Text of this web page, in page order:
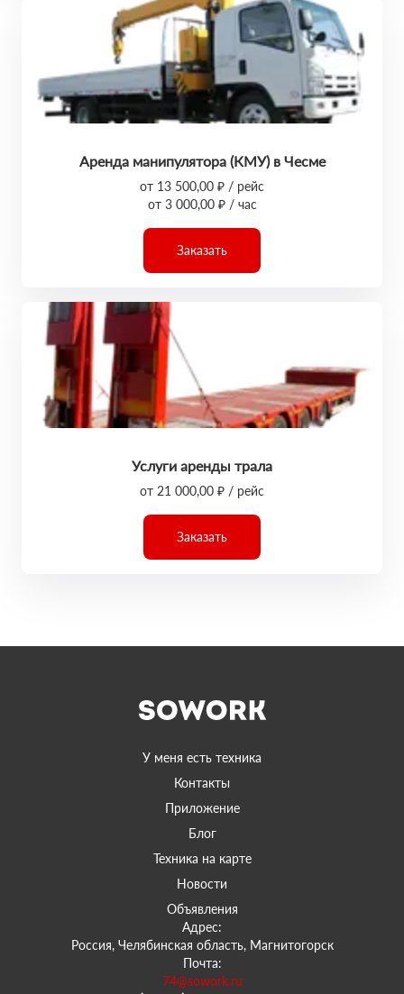
Аренда манипулятора (КМУ) в Чесме
от 13 500,00 ₽ / рейс
от 3 000,00 ₽ / час
Заказать
Услуги аренды трала
от 21 000,00 ₽ / рейс
Заказать
У меня есть техника
Контакты
Приложение
Блог
Техника на карте
Новости
Объявления
Адрес:
Россия, Челябинская область, Магнитогорск
Почта:
74@sowork.ru